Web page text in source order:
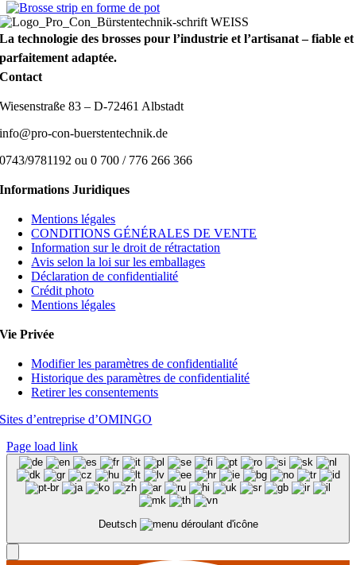
La technologie des brosses pour l’industrie et l’artisanat – fiable et
parfaitement adaptée.
Contact
Wiesenstraße 83 – D-72461 Albstadt
info@pro-con-buerstentechnik.de
0743/9781192 ou 0 700 / 776 266 366
Informations Juridiques
Mentions légales
CONDITIONS GÉNÉRALES DE VENTE
Information sur le droit de rétractation
Avis selon la loi sur les emballages
Déclaration de confidentialité
Crédit photo
Mentions légales
Vie Privée
Modifier les paramètres de confidentialité
Historique des paramètres de confidentialité
Retirer les consentements
Sites d’entreprise d’OMINGO
Page load link
Deutsch